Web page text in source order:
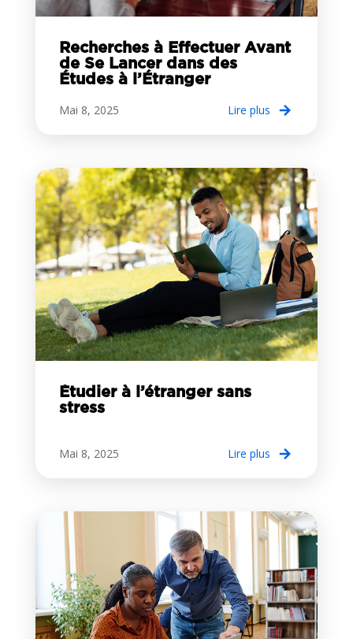
Recherches à Effectuer Avant
de Se Lancer dans des
Études à l’Étranger
Mai 8, 2025 lire plus
Étudier à l’étranger sans
stress
Mai 8, 2025 lire plus